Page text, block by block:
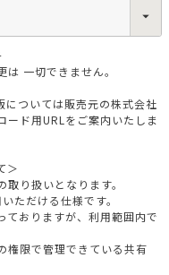
一切できません。
ついては販売元の株式会社
ード用URLをご案内いたしま
＞
り扱いとなります。
ただける仕様です。
おりますが、利用範囲内で
権限で管理できている共有